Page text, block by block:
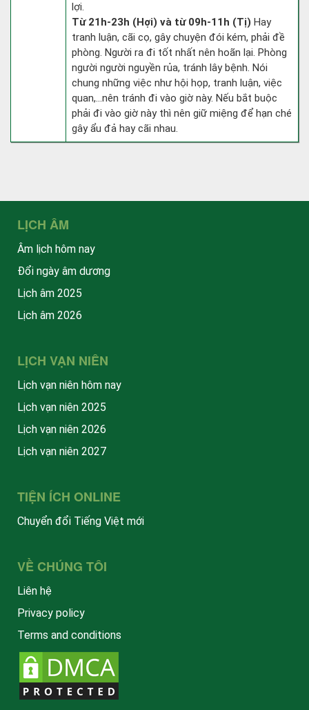
lợi.
Từ 21h-23h (Hợi) và từ 09h-11h (Tị) Hay
tranh luận, cãi cọ, gây chuyện đói kém, phải đề
phòng. Người ra đi tốt nhất nên hoãn lại. Phòng
người người nguyền rủa, tránh lây bệnh. Nói
chung những việc như hội họp, tranh luận, việc
quan,…nên tránh đi vào giờ này. Nếu bắt buộc
phải đi vào giờ này thì nên giữ miệng để hạn ché
gây ẩu đả hay cãi nhau.
LỊCH ÂM
Âm lịch hôm nay
Đổi ngày âm dương
Lịch âm 2025
Lịch âm 2026
LỊCH VẠN NIÊN
Lịch vạn niên hôm nay
Lịch vạn niên 2025
Lịch vạn niên 2026
Lịch vạn niên 2027
TIỆN ÍCH ONLINE
Chuyển đổi Tiếng Việt mới
VỀ CHÚNG TÔI
Liên hệ
Privacy policy
Terms and conditions